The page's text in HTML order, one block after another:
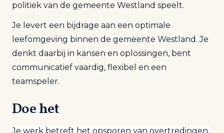
politiek van de gemeente Westland speelt.
Je levert een bijdrage aan een optimale
leefomgeving binnen de gemeente Westland. Je
denkt daarbij in kansen en oplossingen, bent
communicatief vaardig, flexibel en een
teamspeler.
Doe het
Je werk betreft het opsporen van overtredingen,